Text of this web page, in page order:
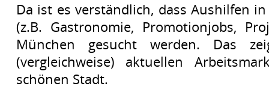
Da ist es verständlich, dass Aushilfen
(z.B. Gastronomie, Promotionjobs,
München gesucht werden. Das
(vergleichweise) aktuellen
schönen Stadt.